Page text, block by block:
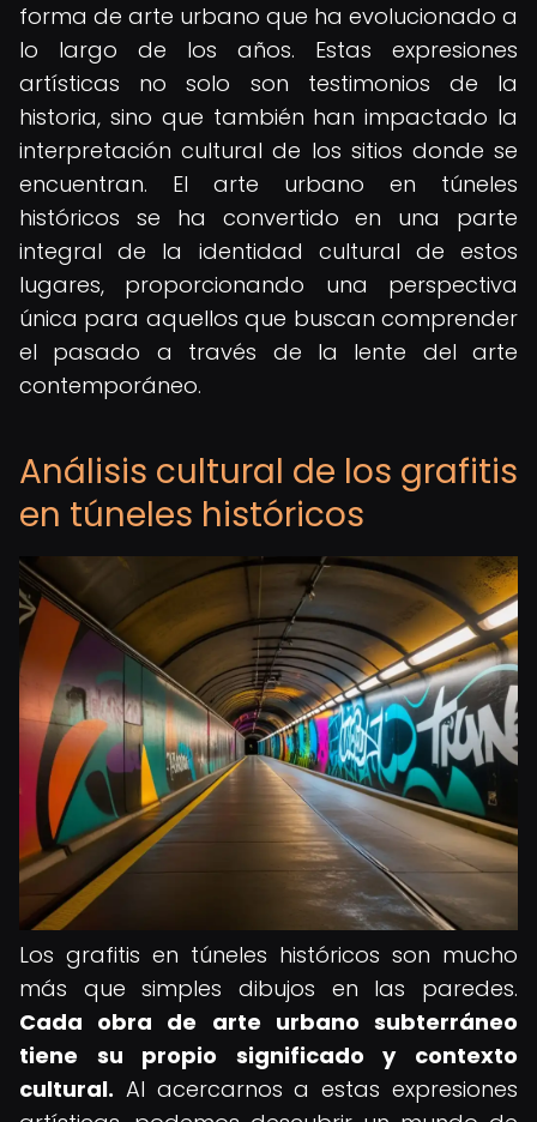
forma de arte urbano que ha evolucionado a
lo largo de los años. Estas expresiones
artísticas no solo son testimonios de la
historia, sino que también han impactado la
interpretación cultural de los sitios donde se
encuentran. El arte urbano en túneles
históricos se ha convertido en una parte
integral de la identidad cultural de estos
lugares, proporcionando una perspectiva
única para aquellos que buscan comprender
el pasado a través de la lente del arte
contemporáneo.
Análisis cultural de los grafitis
en túneles históricos
Los grafitis en túneles históricos son mucho
más que simples dibujos en las paredes.
Cada obra de arte urbano subterráneo
tiene su propio significado y contexto
cultural. Al acercarnos a estas expresiones